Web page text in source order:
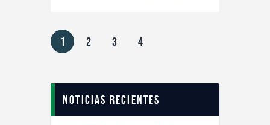
1 2 3 4
Noticias recientes